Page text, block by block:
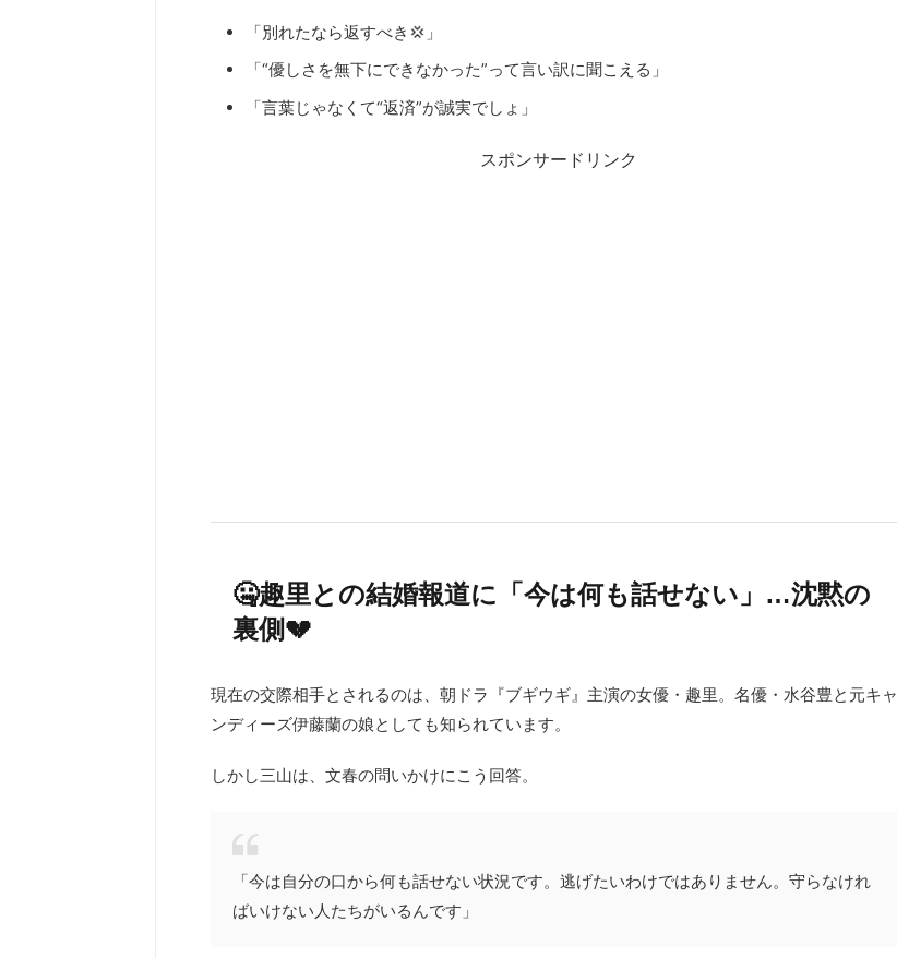
「別れたなら返すべき💢」
「“優しさを無下にできなかった”って言い訳に聞こえる」
「言葉じゃなくて“返済”が誠実でしょ」
スポンサードリンク
🤐趣里との結婚報道に「今は何も話せない」…沈黙の
裏側💔
現在の交際相手とされるのは、朝ドラ『ブギウギ』主演の女優・趣里。名優・水谷豊と元キャ
ンディーズ伊藤蘭の娘としても知られています。
しかし三山は、文春の問いかけにこう回答。
「今は自分の口から何も話せない状況です。逃げたいわけではありません。守らなけれ
ばいけない人たちがいるんです」